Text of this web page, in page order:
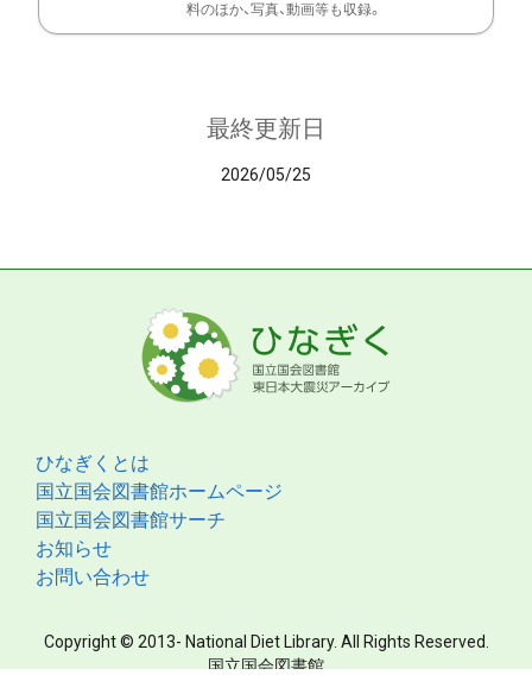
料のほか、写真、動画等も収録。
最終更新日
2026/05/25
ひなぎくとは
国立国会図書館ホームページ
国立国会図書館サーチ
お知らせ
お問い合わせ
Copyright © 2013- National Diet Library. All Rights Reserved.